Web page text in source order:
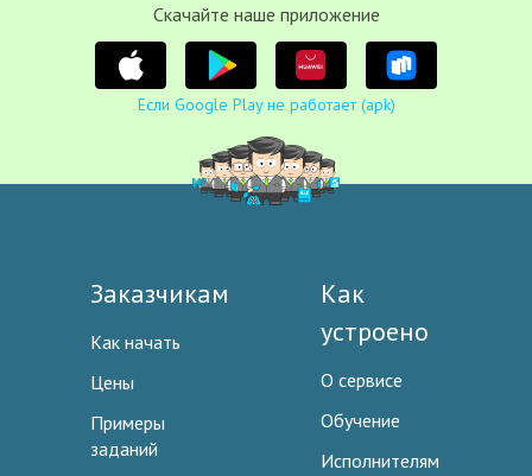
Cкачайте наше приложение
Если Google Play не работает (apk)
Заказчикам
Как начать
Цены
Примеры
заданий
Как
устроено
О сервисе
Обучение
Исполнителям